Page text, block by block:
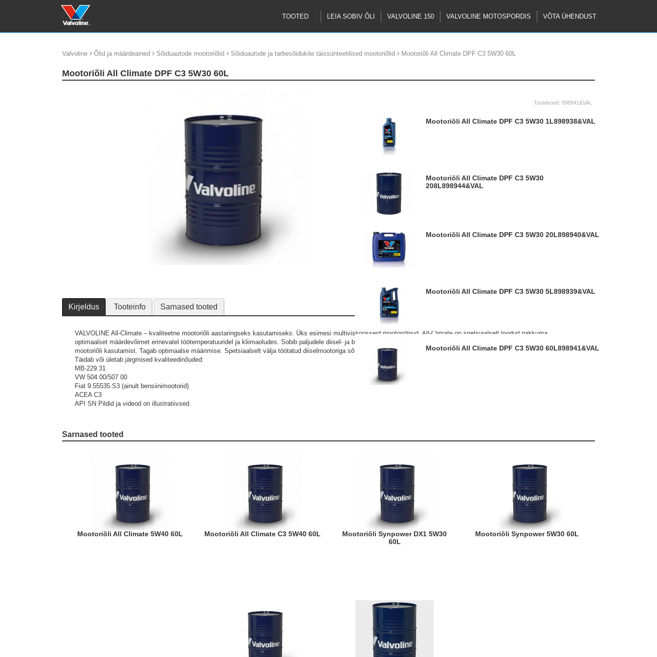
TOOTED LEIA SOBIV ÕLI VALVOLINE 150 VALVOLINE MOTOSPORDIS VÕTA ÜHENDUST
Valvoline › Õlid ja määrdeained › Sõiduautode mootoriõlid › Sõiduautode ja tarbesõidukite täissünteetilised mootoriõlid › Mootoriõli All Climate DPF C3 5W30 60L
Mootoriõli All Climate DPF C3 5W30 60L
Tootekood: 898941&VAL
Mootoriõli All Climate DPF C3 5W30 1L898938&VAL
Mootoriõli All Climate DPF C3 5W30
208L898944&VAL
Mootoriõli All Climate DPF C3 5W30 20L898940&VAL
Mootoriõli All Climate DPF C3 5W30 5L898939&VAL
Mootoriõli All Climate DPF C3 5W30 60L898941&VAL
Kirjeldus Tooteinfo Sarnased tooted
VALVOLINE All-Climate – kvaliteetne mootoriõli aastaringseks kasutamiseks. Üks esimesi multiviskoosseid mootoriõlisid, All-Climate on spetsiaalselt loodud pakkuma
optimaalset määrdevõimet erinevatel töötemperatuuridel ja kliimaoludes. Sobib paljudele diisel- ja bensiinimootoriga sõidukitele kui sõiduki valmistaja nõuab ACEA C3
mootoriõli kasutamist. Tagab optimaalse määrimise. Spetsiaalselt välja töötatud diiselmootoriga sõidukitele, millel on diisli tahkete osakeste filter (DPF).
Täidab või ületab järgmised kvaliteedinõuded:
MB-229.31
VW 504 00/507 00
Fiat 9.55535.S3 (ainult bensiinimootorid)
ACEA C3
API SN Pildid ja videod on illustratiivsed.
Sarnased tooted
Mootoriõli All Climate 5W40 60L Mootoriõli All Climate C3 5W40 60L
Mootoriõli Synpower DX1 5W30
60L
Mootoriõli Synpower 5W30 60L